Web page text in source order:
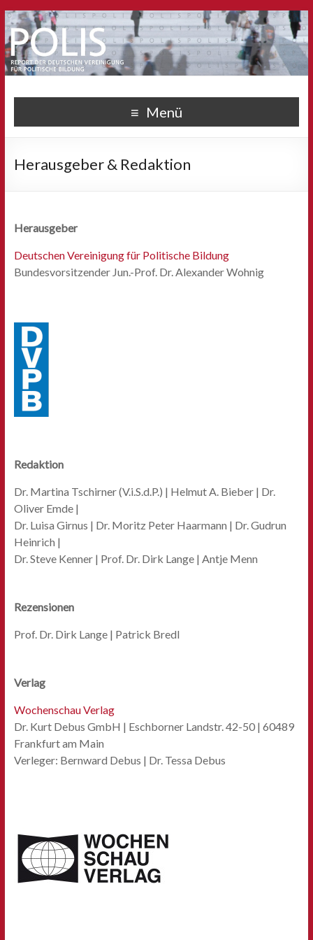
Polis Menü
Herausgeber & Redaktion
Herausgeber
Deutschen Vereinigung für Politische Bildung
Bundesvorsitzender Jun.-Prof. Dr. Alexander Wohnig
Redaktion
Dr. Martina Tschirner (V.i.S.d.P.) | Helmut A. Bieber | Dr.
Oliver Emde |
Dr. Luisa Girnus | Dr. Moritz Peter Haarmann | Dr. Gudrun
Heinrich |
Dr. Steve Kenner | Prof. Dr. Dirk Lange | Antje Menn
Rezensionen
Prof. Dr. Dirk Lange | Patrick Bredl
Verlag
Wochenschau Verlag
Dr. Kurt Debus GmbH | Eschborner Landstr. 42-50 | 60489
Frankfurt am Main
Verleger: Bernward Debus | Dr. Tessa Debus